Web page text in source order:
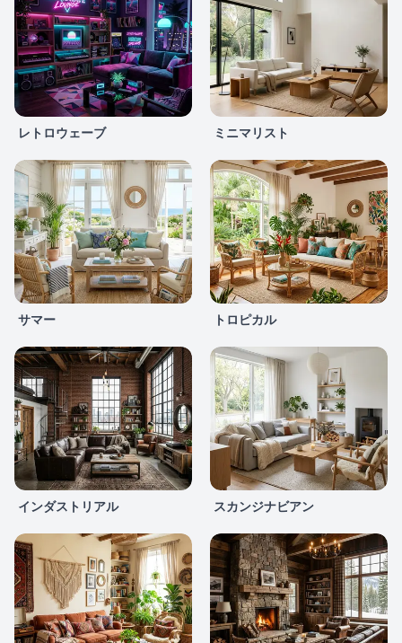
レトロウェーブ ミニマリスト
サマー トロピカル
インダストリアル スカンジナビアン